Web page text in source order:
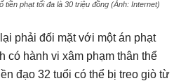
tiền phạt tối đa là 30 triệu đồng (Ảnh: Internet)
phải đối mặt với một án phạt
có hành vi xâm phạm thân thể
đạo 32 tuổi có thể bị treo giò từ